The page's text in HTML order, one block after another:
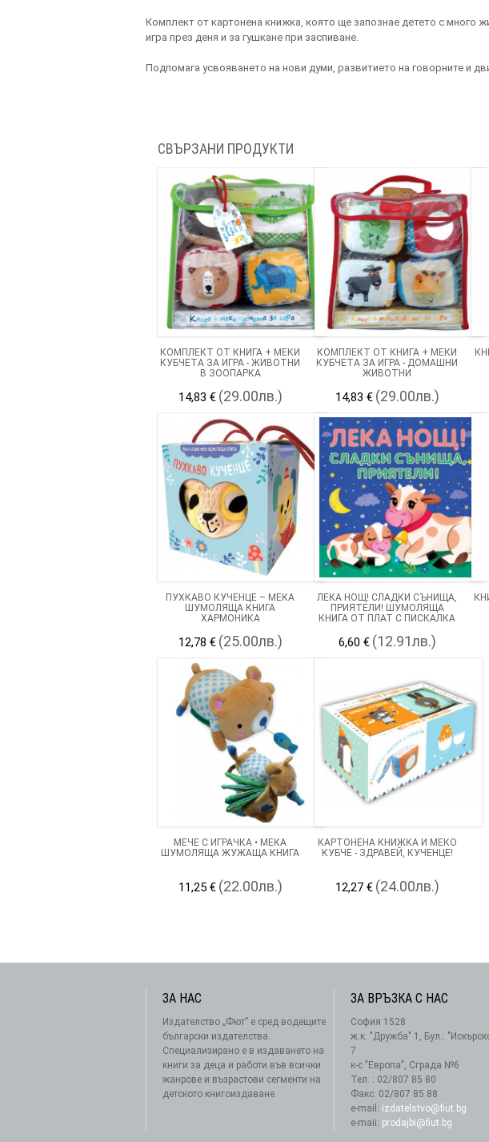
Комплект от картонена книжка, която ще запознае детето с много
игра през деня и за гушкане при заспиване.
Подпомага усвояването на нови думи, развитието на говорните и
СВЪРЗАНИ ПРОДУКТИ
КОМПЛЕКТ ОТ КНИГА + МЕКИ
КУБЧЕТА ЗА ИГРА - ЖИВОТНИ
В ЗООПАРКА
14,83 € (29.00лв.)
КОМПЛЕКТ ОТ КНИГА + МЕКИ
КУБЧЕТА ЗА ИГРА - ДОМАШНИ
ЖИВОТНИ
14,83 € (29.00лв.)
ПУХКАВО КУЧЕНЦЕ – МЕКА
ШУМОЛЯЩА КНИГА
ХАРМОНИКА
12,78 € (25.00лв.)
ЛЕКА НОЩ! СЛАДКИ СЪНИЩА,
ПРИЯТЕЛИ! ШУМОЛЯЩА
КНИГА ОТ ПЛАТ С ПИСКАЛКА
6,60 € (12.91лв.)
МЕЧЕ С ИГРАЧКА • МЕКА
ШУМОЛЯЩА ЖУЖАЩА КНИГА
11,25 € (22.00лв.)
КАРТОНЕНА КНИЖКА И МЕКО
КУБЧЕ - ЗДРАВЕЙ, КУЧЕНЦЕ!
12,27 € (24.00лв.)
ЗА НАС
Издателство „Фют” е сред водещите
български издателства.
Специализирано е в издаването на
книги за деца и работи във всички
жанрове и възрастови сегменти на
детското книгоиздаване.
ЗА ВРЪЗКА С НАС
София 1528
ж.к. "Дружба" 1, Бул.:
7
к-с "Европа", Сграда №6
Тел. : 02/807 85 80
Факс: 02/807 85 88
e-mail: izdatelstvo@fiut.bg
e-maii: prodajbi@fiut.bg